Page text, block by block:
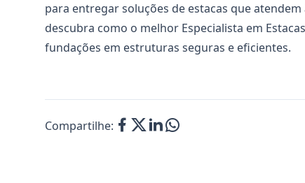
para entregar soluções de estacas que
descubra como o melhor Especialista em Estacas
fundações em estruturas seguras e eficientes.
Compartilhe: